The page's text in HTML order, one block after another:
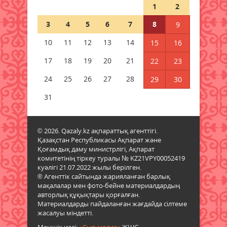
Қазақстандықтар Құрылтай
сайлауынан жақсылық күтеді –
қоғамдық пікір зерттеуі
07 тамыз 2026 ж.
Қазақстанда жалған көлік
нөмірін сатып келген схема
әшкере болды
07 тамыз 2026 ж. 77
"Қазгидромет" демалыс
күндеріне арналған ауа райы
болжамын жариялады
07 тамыз 2026 ж. 77
1
2
3
4 5 6 7 8
9
10
11 12 13 14 15
16
17
18 19 20 21 22
23
24
25 26 27 28 29
30
31
© 2026. Qazaly.kz ақпараттық агенттігі.
Қазақстан Республикасы Ақпарат және
Қоғамдық даму министрлігі, Ақпарат
комитетінің тіркеу туралы № KZ21VPY00052419
куәлігі 21.07.2022 жылы берілген.
® Агенттік сайтында жарияланған барлық
мақалалар мен фото-бейне материалдардың
авторлық құқықтары қорғалған.
Материалдарды пайдаланған жағдайда сілтеме
жасалуы міндетті.